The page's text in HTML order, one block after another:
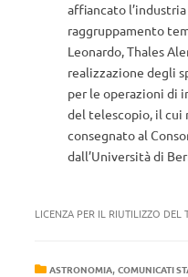
affiancato l’industria
raggruppamento
Leonardo, Thales
realizzazione degli
per le operazioni di
del telescopio, il cui
consegnato al
dall’Università di
LICENZA PER IL RIUTILIZZO DEL
ASTRONOMIA, COMUNICATI